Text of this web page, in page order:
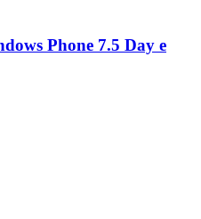
Phone 7.5 Day e